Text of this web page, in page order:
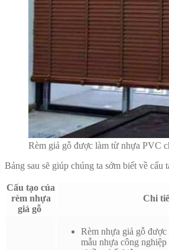
Rèm giả gỗ được làm từ nhựa PVC
Bảng sau sẽ giúp chúng ta sớm biết về cấu
Cấu tạo của
rèm nhựa
giả gỗ
Chi
Rèm nhựa giả gỗ
mẫu nhựa công